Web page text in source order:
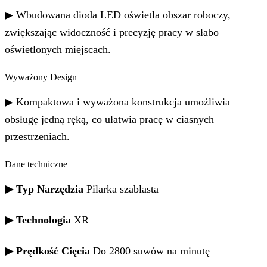
▶ Wbudowana dioda LED oświetla obszar roboczy,
zwiększając widoczność i precyzję pracy w słabo
oświetlonych miejscach.
Wyważony Design
▶ Kompaktowa i wyważona konstrukcja umożliwia
obsługę jedną ręką, co ułatwia pracę w ciasnych
przestrzeniach.
Dane techniczne
▶ Typ Narzędzia Pilarka szablasta
▶ Technologia XR
▶ Prędkość Cięcia Do 2800 suwów na minutę